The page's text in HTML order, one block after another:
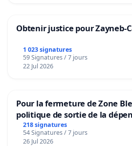
Obtenir justice pour Zayneb-
1 023 signatures
59 Signatures / 7 jours
22 Jul 2026
Pour la fermeture de Zone
politique de sortie de la
218 signatures
54 Signatures / 7 jours
26 Jul 2026